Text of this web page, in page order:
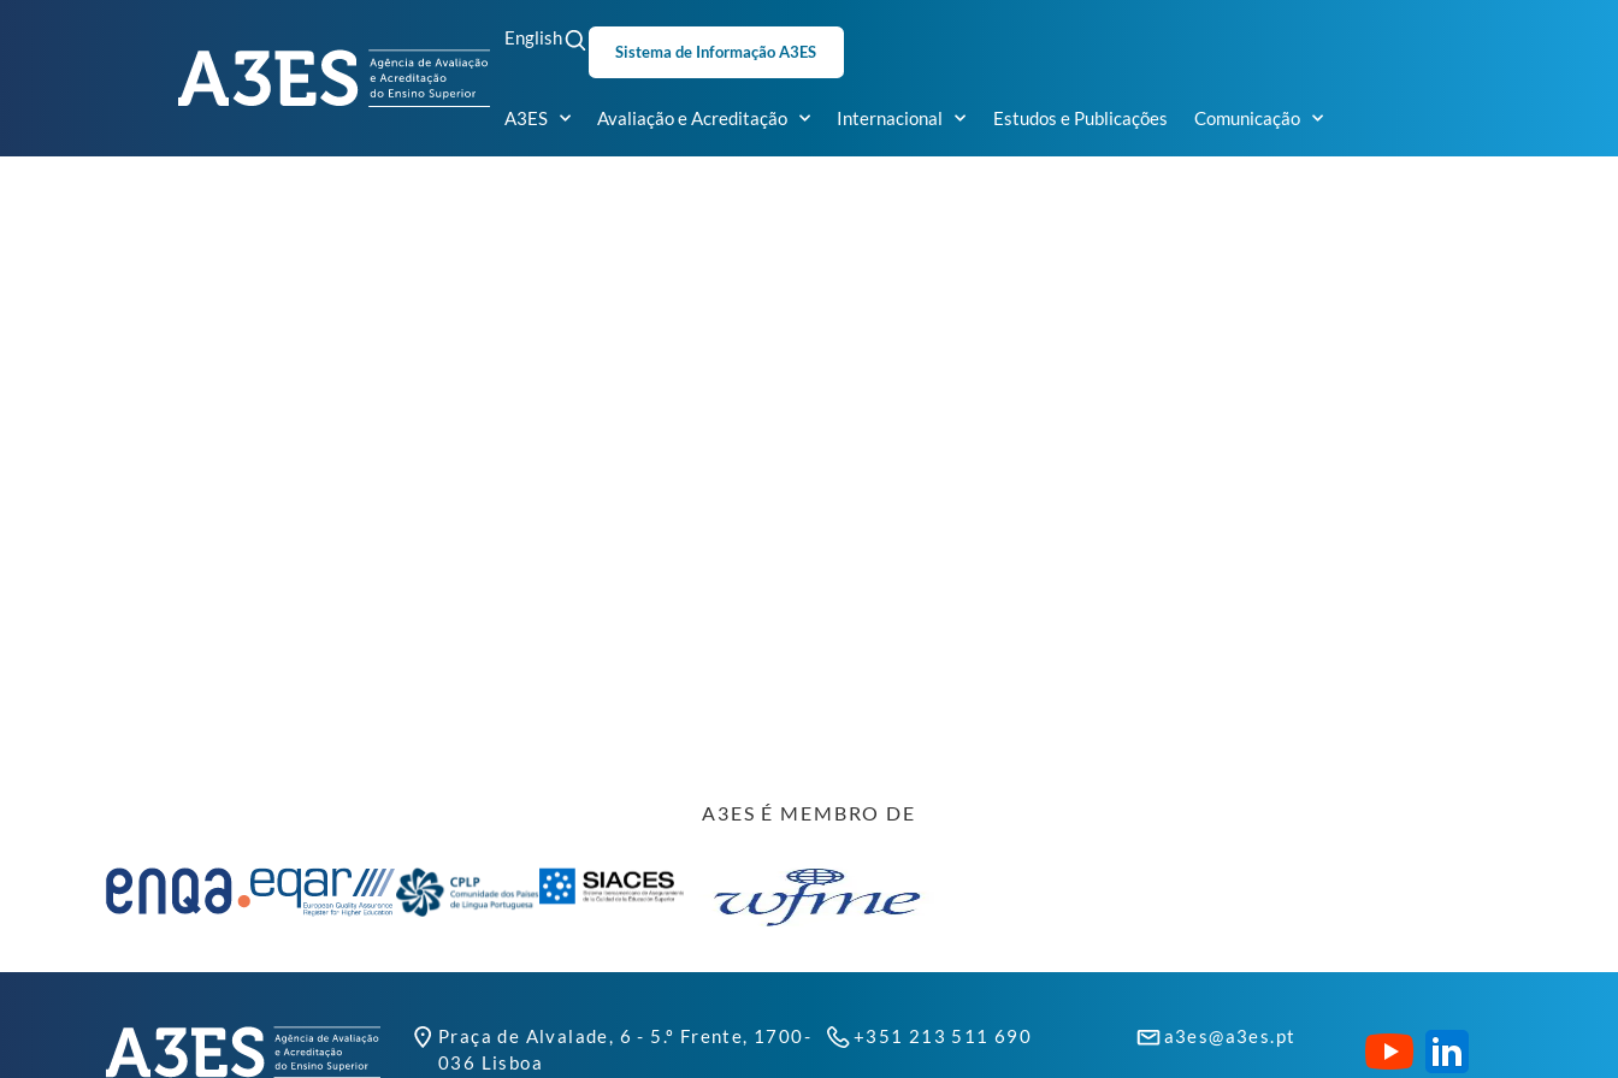
English
Sistema de Informação A3ES
A3ES Avaliação e Acreditação Internacional Estudos e Publicações Comunicação
A3ES É MEMBRO DE
Praça de Alvalade, 6 - 5.º Frente, 1700-
036 Lisboa
+351 213 511 690 a3es@a3es.pt